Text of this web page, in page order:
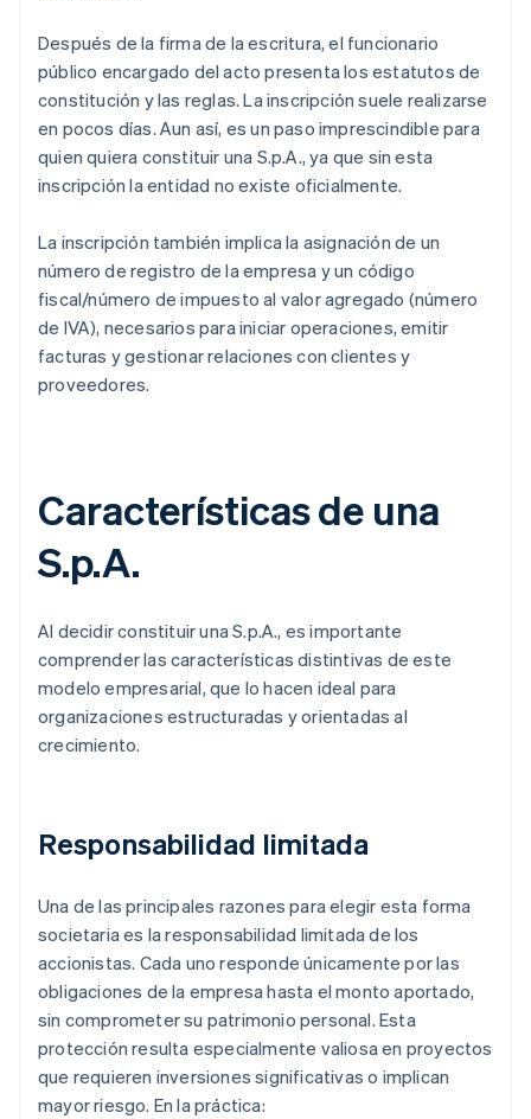
Después de la firma de la escritura, el funcionario
público encargado del acto presenta los estatutos de
constitución y las reglas. La inscripción suele realizarse
en pocos días. Aun así, es un paso imprescindible para
quien quiera constituir una S.p.A., ya que sin esta
inscripción la entidad no existe oficialmente.
La inscripción también implica la asignación de un
número de registro de la empresa y un código
fiscal/número de impuesto al valor agregado (número
de IVA), necesarios para iniciar operaciones, emitir
facturas y gestionar relaciones con clientes y
proveedores.
Características de una
S.p.A.
Al decidir constituir una S.p.A., es importante
comprender las características distintivas de este
modelo empresarial, que lo hacen ideal para
organizaciones estructuradas y orientadas al
crecimiento.
Responsabilidad limitada
Una de las principales razones para elegir esta forma
societaria es la responsabilidad limitada de los
accionistas. Cada uno responde únicamente por las
obligaciones de la empresa hasta el monto aportado,
sin comprometer su patrimonio personal. Esta
protección resulta especialmente valiosa en proyectos
que requieren inversiones significativas o implican
mayor riesgo. En la práctica: